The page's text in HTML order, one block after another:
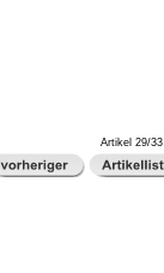
Artikel 29/33